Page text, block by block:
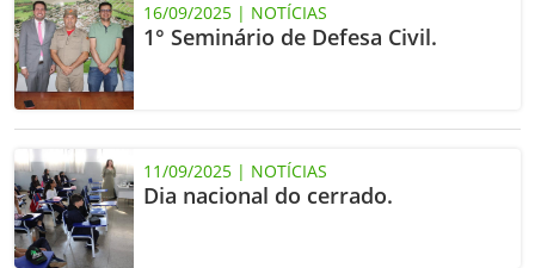
16/09/2025 | NOTÍCIAS
1° Seminário de Defesa Civil.
11/09/2025 | NOTÍCIAS
Dia nacional do cerrado.